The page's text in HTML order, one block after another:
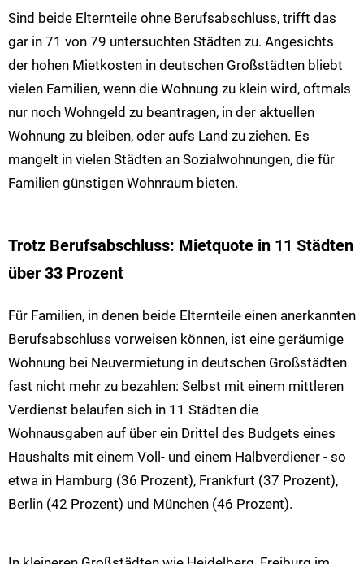
Sind beide Elternteile ohne Berufsabschluss, trifft das
gar in 71 von 79 untersuchten Städten zu. Angesichts
der hohen Mietkosten in deutschen Großstädten bliebt
vielen Familien, wenn die Wohnung zu klein wird, oftmals
nur noch Wohngeld zu beantragen, in der aktuellen
Wohnung zu bleiben, oder aufs Land zu ziehen. Es
mangelt in vielen Städten an Sozialwohnungen, die für
Familien günstigen Wohnraum bieten.
Trotz Berufsabschluss: Mietquote in 11 Städten
über 33 Prozent
Für Familien, in denen beide Elternteile einen anerkannten
Berufsabschluss vorweisen können, ist eine geräumige
Wohnung bei Neuvermietung in deutschen Großstädten
fast nicht mehr zu bezahlen: Selbst mit einem mittleren
Verdienst belaufen sich in 11 Städten die
Wohnausgaben auf über ein Drittel des Budgets eines
Haushalts mit einem Voll- und einem Halbverdiener - so
etwa in Hamburg (36 Prozent), Frankfurt (37 Prozent),
Berlin (42 Prozent) und München (46 Prozent).